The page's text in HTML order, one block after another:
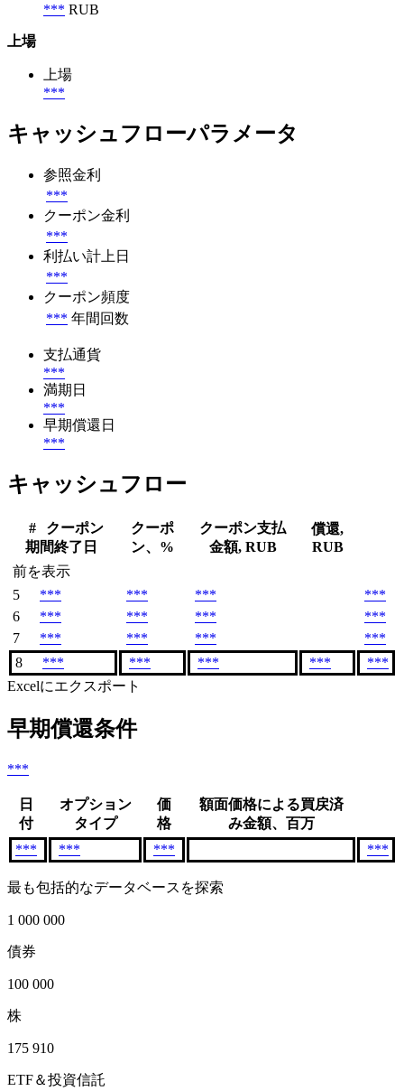
*** RUB
上場
上場
***
キャッシュフローパラメータ
参照金利
***
クーポン金利
***
利払い計上日
***
クーポン頻度
*** 年間回数
支払通貨
***
満期日
***
早期償還日
***
キャッシュフロー
#
クーポン
期間終了日
クーポ
ン、%
クーポン支払
金額, RUB
償還,
RUB
前を表示
5
*** *** ***
***
6
*** *** ***
***
7
*** *** ***
***
8
*** *** *** ***
***
Excelにエクスポート
早期償還条件
***
日
付
オプション
タイプ
価
格
額面価格による買戻済
み金額、百万
***
*** *** ***
最も包括的なデータベースを探索
1 000 000
債券
100 000
株
175 910
ETF＆投資信託